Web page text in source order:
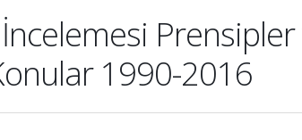
1990-2016